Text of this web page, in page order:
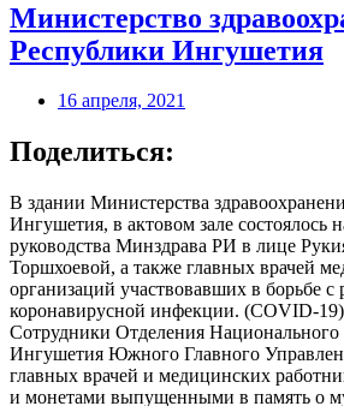
Министерство
Республики Ингушетия
16 апреля, 2021
Поделиться:
В здании Министерства
Ингушетия, в актовом зале состоялось
руководства Минздрава РИ в лице
Торшхоевой, а также главных врачей
организаций участвовавших в борьбе с
коронавирусной инфекции. (COVID-
Сотрудники Отделения Национального
Ингушетия Южного Главного
главных врачей и медицинских
и монетами выпущенными в память о